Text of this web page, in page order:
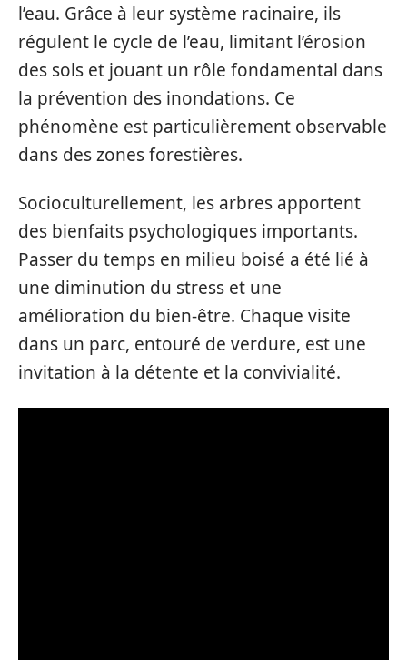
l’eau. Grâce à leur système racinaire, ils
régulent le cycle de l’eau, limitant l’érosion
des sols et jouant un rôle fondamental dans
la prévention des inondations. Ce
phénomène est particulièrement observable
dans des zones forestières.
Socioculturellement, les arbres apportent
des bienfaits psychologiques importants.
Passer du temps en milieu boisé a été lié à
une diminution du stress et une
amélioration du bien-être. Chaque visite
dans un parc, entouré de verdure, est une
invitation à la détente et la convivialité.